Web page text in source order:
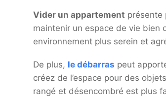
Vider un appartement présente
maintenir un espace de vie bien
environnement plus serein et
De plus, le débarras peut
créez de l’espace pour des
rangé et désencombré est plus